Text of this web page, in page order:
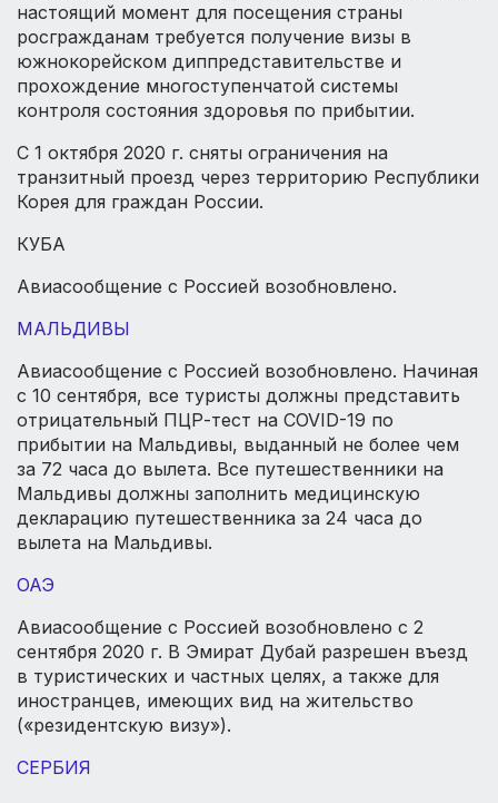
настоящий момент для посещения страны
росгражданам требуется получение визы в
южнокорейском диппредставительстве и
прохождение многоступенчатой системы
контроля состояния здоровья по прибытии.
С 1 октября 2020 г. сняты ограничения на
транзитный проезд через территорию Республики
Корея для граждан России.
КУБА
Авиасообщение с Россией возобновлено.
МАЛЬДИВЫ
Авиасообщение с Россией возобновлено. Начиная
с 10 сентября, все туристы должны представить
отрицательный ПЦР-тест на COVID-19 по
прибытии на Мальдивы, выданный не более чем
за 72 часа до вылета. Все путешественники на
Мальдивы должны заполнить медицинскую
декларацию путешественника за 24 часа до
вылета на Мальдивы.
ОАЭ
Авиасообщение с Россией возобновлено с 2
сентября 2020 г. В Эмират Дубай разрешен въезд
в туристических и частных целях, а также для
иностранцев, имеющих вид на жительство
(«резидентскую визу»).
СЕРБИЯ